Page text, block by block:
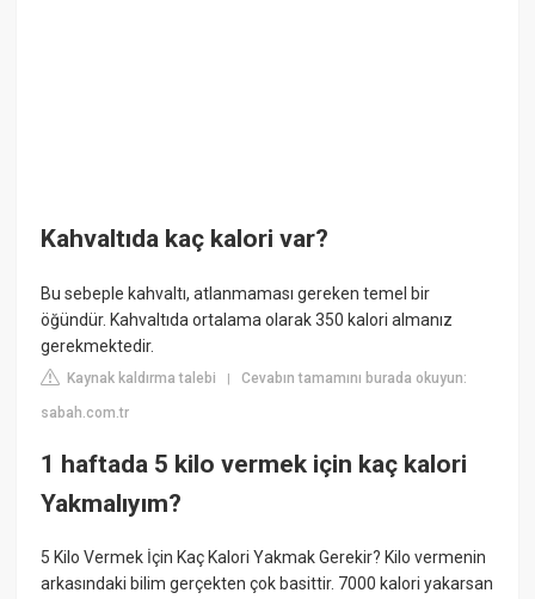
Kahvaltıda kaç kalori var?
Bu sebeple kahvaltı, atlanmaması gereken temel bir
öğündür. Kahvaltıda ortalama olarak 350 kalori almanız
gerekmektedir.
Kaynak kaldırma talebi |Cevabın tamamını burada okuyun:
sabah.com.tr
1 haftada 5 kilo vermek için kaç kalori
Yakmalıyım?
5 Kilo Vermek İçin Kaç Kalori Yakmak Gerekir? Kilo vermenin
arkasındaki bilim gerçekten çok basittir. 7000 kalori yakarsan